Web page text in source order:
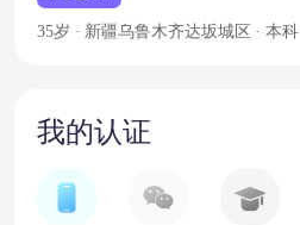
35岁 · 新疆乌鲁木齐达坂城区 · 本科
我的认证